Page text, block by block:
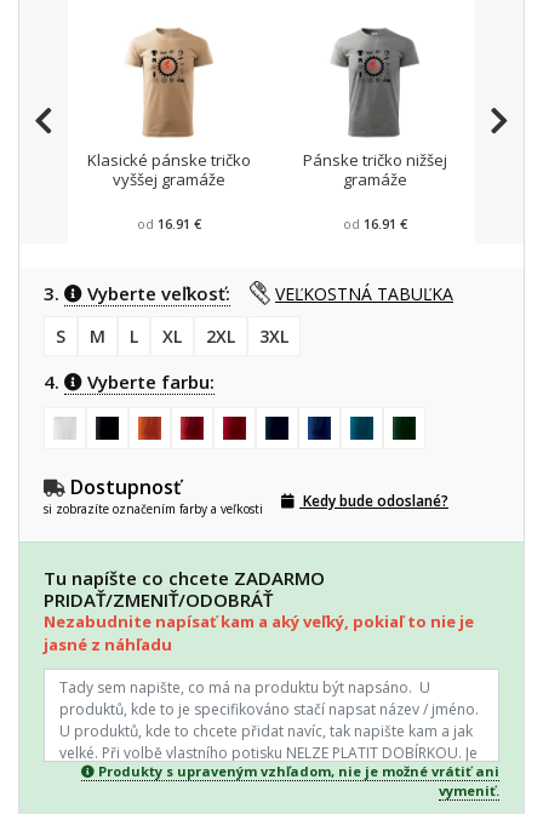
Klasické pánske tričko
vyššej gramáže
od 16.91 €
Pánske tričko nižšej
gramáže
od 16.91 €
3. Vyberte veľkosť:
VEĽKOSTNÁ TABUĽKA
S
M L XL 2XL 3XL
4. Vyberte farbu:
Dostupnosť
si zobrazíte označením farby a veľkosti Kedy bude odoslané?
Tu napíšte co chcete ZADARMO
PRIDAŤ/ZMENIŤ/ODOBRÁŤ
Nezabudnite napísať kam a aký veľký, pokiaľ to nie je
jasné z náhľadu
Produkty s upraveným vzhľadom, nie je možné vrátiť ani
vymeniť.